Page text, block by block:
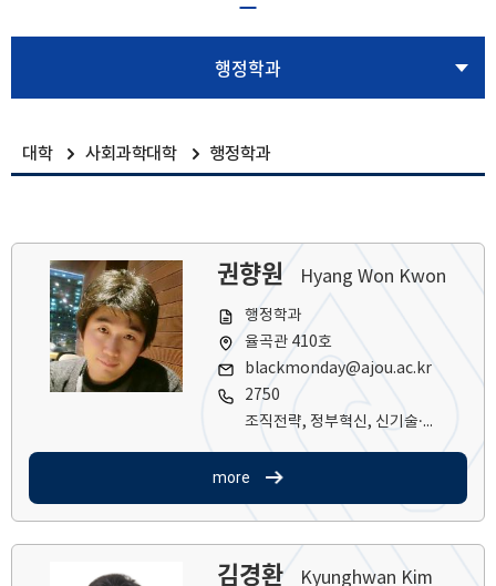
행정학과
대학 사회과학대학 행정학과
권향원 Hyang Won Kwon
행정학과
율곡관 410호
blackmonday@ajou.ac.kr
2750
조직전략, 정부혁신, 신기술·산업정책, 성과관리, 행정이론, 연구방법론
more
김경환 Kyunghwan Kim